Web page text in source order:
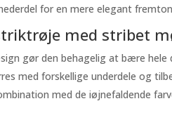
for en mere elegant
med stribet
gør den behagelig at bære hele
med forskellige underdele og
med de iøjnefaldende